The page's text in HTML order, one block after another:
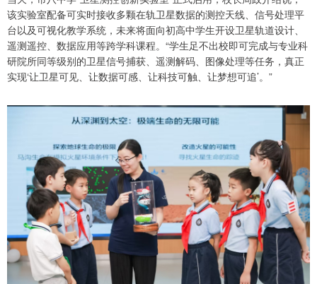
该实验室配备可实时接收多颗在轨卫星数据的测控天线、信号处理平
台以及可视化教学系统，未来将面向初高中学生开设卫星轨道设计、
遥测遥控、数据应用等跨学科课程。“学生足不出校即可完成与专业科
研院所同等级别的卫星信号捕获、遥测解码、图像处理等任务，真正
实现‘让卫星可见、让数据可感、让科技可触、让梦想可追’。”